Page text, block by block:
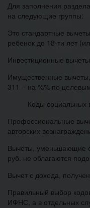
Для заполнения
на следующие группы:
Это стандартные
ребенок до 18-ти лет
Инвестиционные
Имущественные
311 – на %% по
Коды социальных
Профессиональные
авторских
Вычеты, уменьшающие
руб. не облагаются
Вычет с дохода,
Правильный выбор
ИФНС, а в отдельных